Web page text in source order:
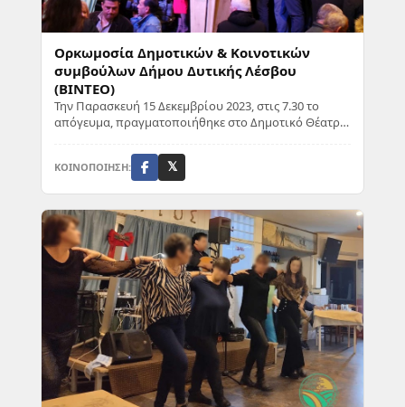
Ορκωμοσία Δημοτικών & Κοινοτικών
συμβούλων Δήμου Δυτικής Λέσβου
(ΒΙΝΤΕΟ)
Την Παρασκευή 15 Δεκεμβρίου 2023, στις 7.30 το
απόγευμα, πραγματοποιήθηκε στο Δημοτικό Θέατρο
ΚΟΙΝΟΠΟΙΗΣΗ: 𝕏